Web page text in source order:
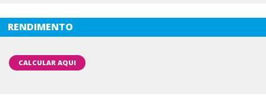
RENDIMENTO
CALCULAR AQUI